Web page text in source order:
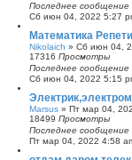
Последнее сообщение
Сб июн 04, 2022 5:27
Математика
Nikolaich » Сб июн 04,
17316 Просмотры
Последнее сообщение
Сб июн 04, 2022 5:15
Marsus » Пт мар 04,
18499 Просмотры
Последнее сообщение
Пт мар 04, 2022 4:58